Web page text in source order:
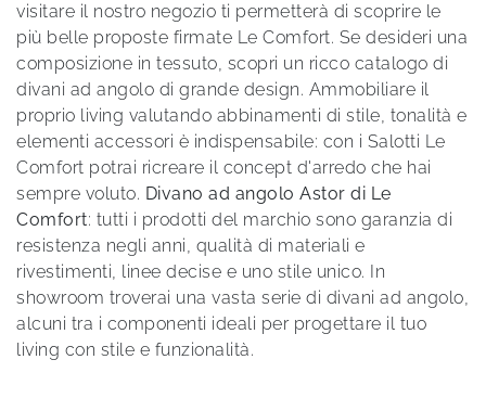
visitare il nostro negozio ti permetterà di scoprire le
più belle proposte firmate Le Comfort. Se desideri una
composizione in tessuto, scopri un ricco catalogo di
divani ad angolo di grande design. Ammobiliare il
proprio living valutando abbinamenti di stile, tonalità e
elementi accessori è indispensabile: con i Salotti Le
Comfort potrai ricreare il concept d'arredo che hai
sempre voluto. Divano ad angolo Astor di Le
Comfort: tutti i prodotti del marchio sono garanzia di
resistenza negli anni, qualità di materiali e
rivestimenti, linee decise e uno stile unico. In
showroom troverai una vasta serie di divani ad angolo,
alcuni tra i componenti ideali per progettare il tuo
living con stile e funzionalità.